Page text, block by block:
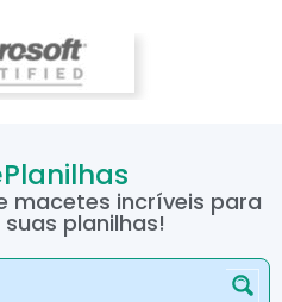
macetes incríveis para
planilhas!